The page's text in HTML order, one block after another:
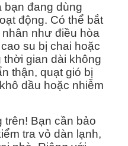
bạn đang dùng
động. Có thể bắt
như điều hòa
su bị chai hoặc
gian dài không
thận, quạt gió bị
dầu hoặc nhiễm
Bạn cần bảo
tra vỏ dàn lạnh,